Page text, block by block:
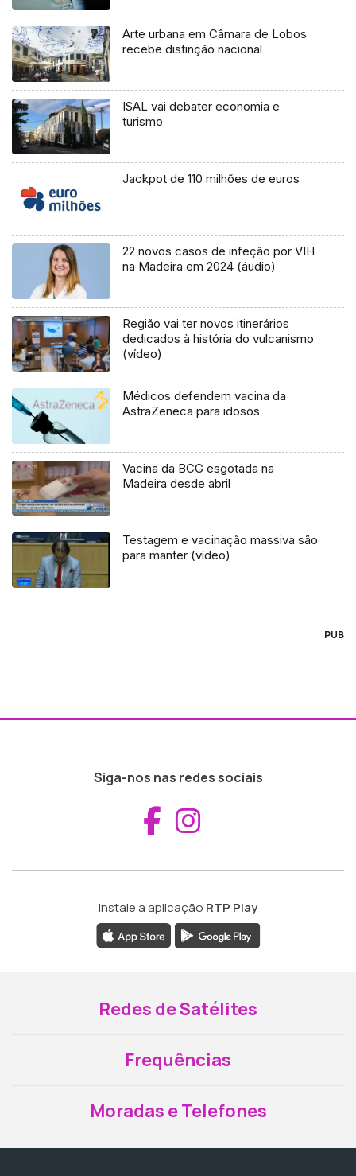
Arte urbana em Câmara de Lobos
recebe distinção nacional
ISAL vai debater economia e
turismo
Jackpot de 110 milhões de euros
22 novos casos de infeção por VIH
na Madeira em 2024 (áudio)
Região vai ter novos itinerários
dedicados à história do vulcanismo
(vídeo)
Médicos defendem vacina da
AstraZeneca para idosos
Vacina da BCG esgotada na
Madeira desde abril
Testagem e vacinação massiva são
para manter (vídeo)
PUB
Siga-nos nas redes sociais
Aceder ao
Instale a aplicação RTP Play
Redes de Satélites
Frequências
Moradas e Telefones